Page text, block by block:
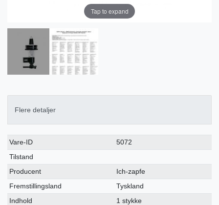
Tap to expand
Flere detaljer
Ceres::Template.singleItemTechnicalDataAttribute
Ceres::Template.singleItemTechnicalDataValue
Vare-ID
5072
Tilstand
Producent
Ich-zapfe
Fremstillingsland
Tyskland
Indhold
1 stykke